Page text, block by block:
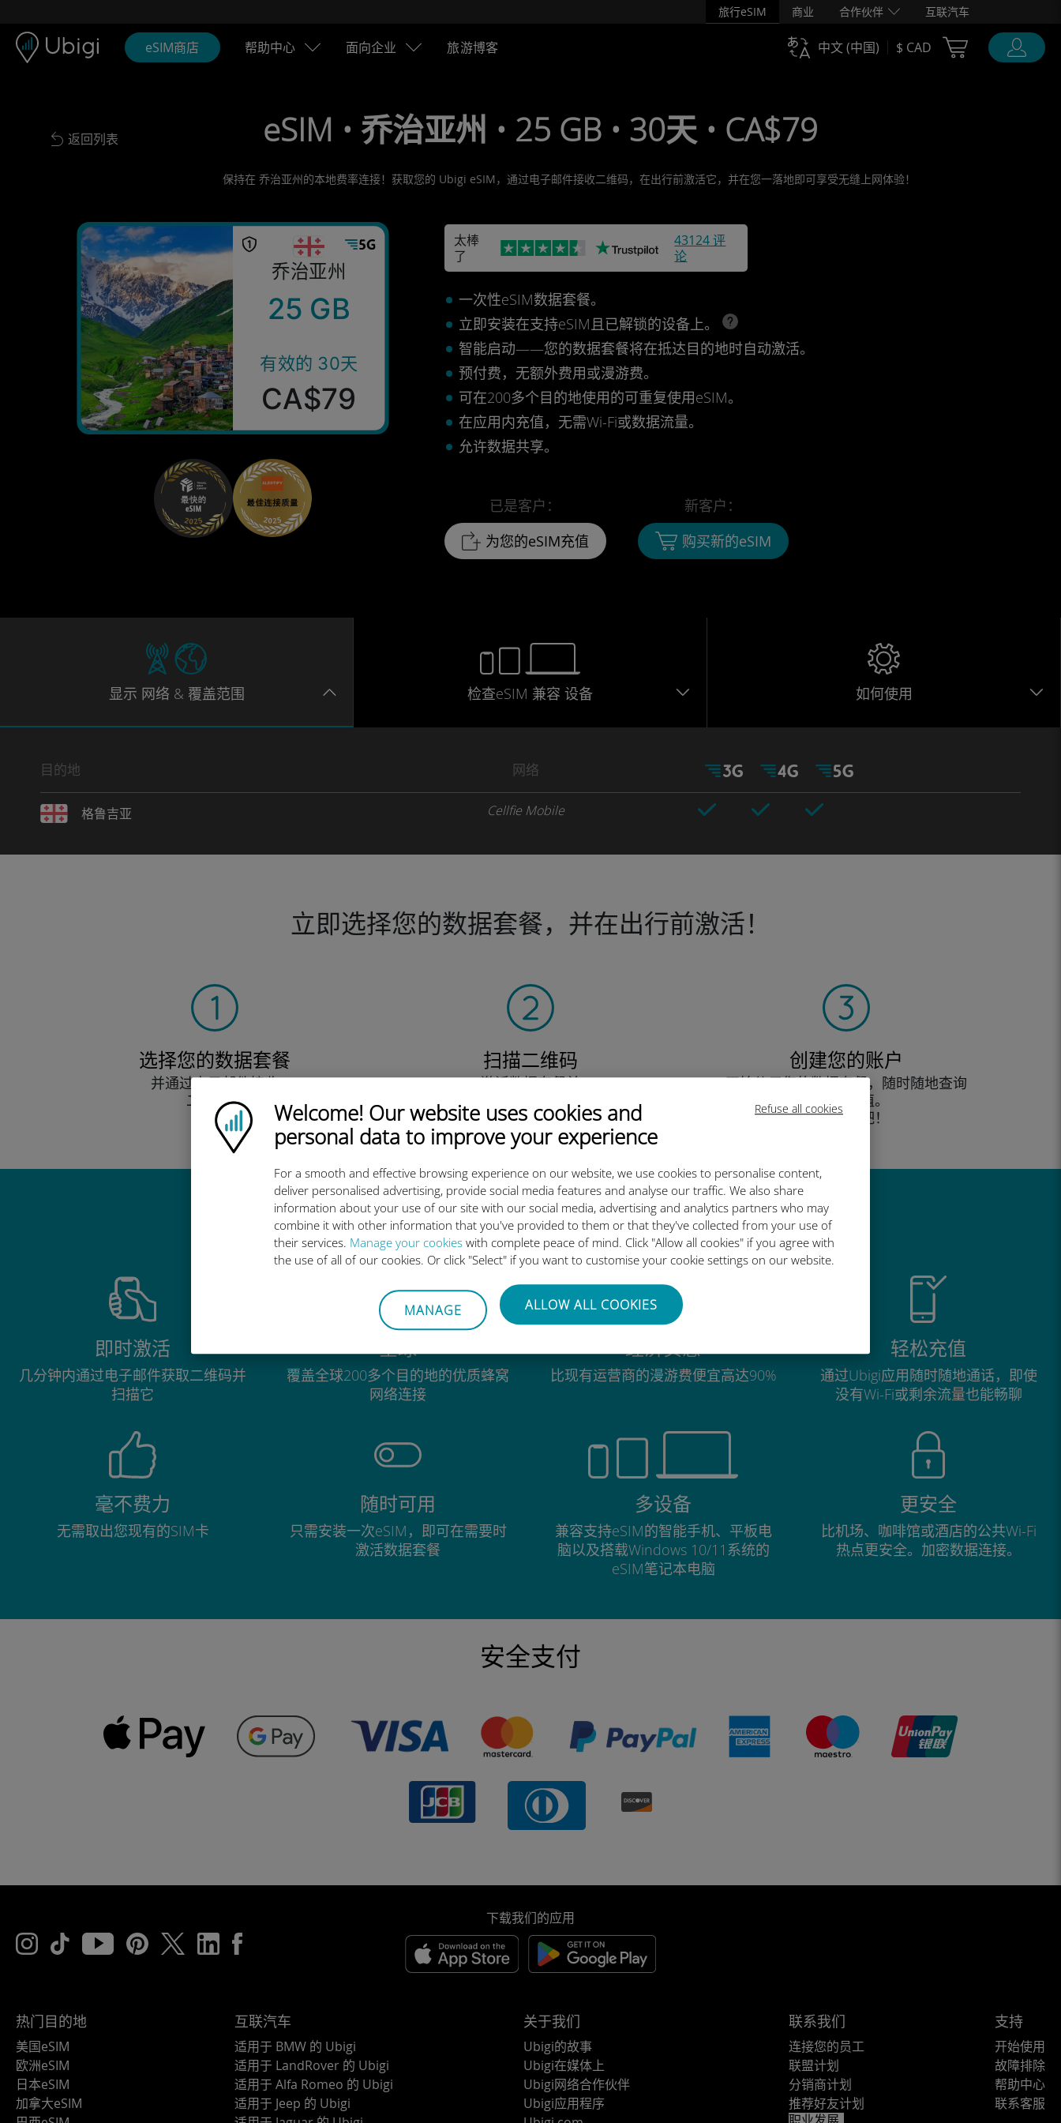
Refuse all cookies
Ubigi logo
Welcome! Our website uses cookies and
personal data to improve your experience
For a smooth and effective browsing experience on our website, we use cookies to personalise content,
deliver personalised advertising, provide social media features and analyse our traffic. We also share
information about your use of our site with our social media, advertising and analytics partners who may
combine it with other information that you've provided to them or that they've collected from your use of
their services. Manage your cookies with complete peace of mind. Click "Allow all cookies" if you agree with
the use of all of our cookies. Or click "Select" if you want to customise your cookie settings on our website.
MANAGE ALLOW ALL COOKIES
旅行eSIM 商业 合作伙伴 互联汽车
eSIM商店 帮助中心 面向企业 旅游博客 中文 (中国) $ CAD Cart Ubigi
Back to list
返回列表 eSIM • 乔治亚州 • 25 GB • 30天 • CA$79
保持在 乔治亚州的本地费率连接！获取您的 Ubigi eSIM，通过电子邮件接收二维码，在出行前激活它，并在您一落地即可享受无缝上网体验！
乔治亚州
25 GB
有效的 30天
CA$79
太棒
了
43124 评
论
一次性eSIM数据套餐。
立即安装在支持eSIM且已解锁的设备上。
智能启动——您的数据套餐将在抵达目的地时自动激活。
预付费，无额外费用或漫游费。
可在200多个目的地使用的可重复使用eSIM。
在应用内充值，无需Wi-Fi或数据流量。
允许数据共享。
已是客户：
为您的eSIM充值
新客户：
购买新的eSIM
显示 网络 & 覆盖范围 检查eSIM 兼容 设备 如何使用
目的地 网络
格鲁吉亚 Cellfie Mobile
立即选择您的数据套餐，并在出行前激活！
选择您的数据套餐
并通过电子邮件接收
二维码。
快点！
扫描二维码
激活数据套餐并
安装Ubigi eSIM。
简单！
创建您的账户
开始使用您的数据套餐，随时随地查询
余额并充值。
尽情享受吧！
为什么Ubigi国际eSIM如此出色
即时激活
几分钟内通过电子邮件获取二维码并
扫描它
全球
覆盖全球200多个目的地的优质蜂窝
网络连接
经济实惠
比现有运营商的漫游费便宜高达90%
轻松充值
通过Ubigi应用随时随地通话，即使
没有Wi-Fi或剩余流量也能畅聊
毫不费力
无需取出您现有的SIM卡
随时可用
只需安装一次eSIM，即可在需要时
激活数据套餐
多设备
兼容支持eSIM的智能手机、平板电
脑以及搭载Windows 10/11系统的
eSIM笔记本电脑
更安全
比机场、咖啡馆或酒店的公共Wi-Fi
热点更安全。加密数据连接。
安全支付
下载我们的应用
热门目的地
美国eSIM
欧洲eSIM
日本eSIM
加拿大eSIM
互联汽车
适用于 BMW 的 Ubigi
适用于 LandRover 的 Ubigi
适用于 Alfa Romeo 的 Ubigi
适用于 Jeep 的 Ubigi
关于我们
Ubigi的故事
Ubigi在媒体上
Ubigi网络合作伙伴
Ubigi应用程序
联系我们
连接您的员工
联盟计划
分销商计划
推荐好友计划
支持
开始使用
故障排除
帮助中心
联系客服